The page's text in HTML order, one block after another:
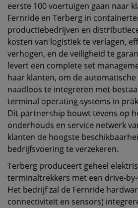
eerste 100 voertuigen gaan naar
Fernride en Terberg in
productiebedrijven en
kosten van logistiek te verlagen,
verhogen, en de veiligheid te
levert een complete set
haar klanten, om de
naadloos te integreren met
terminal operating systems in
Dit partnership bouwt tevens op
onderhouds en service netwerk
klanten de hoogste
bedrijfsvoering te verzekeren.
Terberg produceert geheel
terminaltrekkers met een drive-
Het bedrijf zal de Fernride
connectiviteit en sensors)